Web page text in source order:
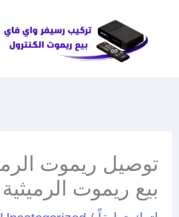
المحتوى
بيع ريموت الرميثية